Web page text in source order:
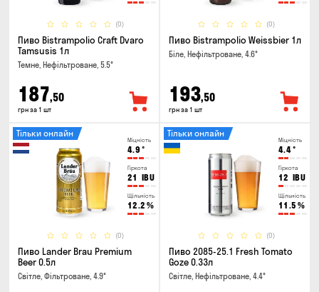
(0)
Пиво Bistrampolio Craft Dvaro
Tamsusis 1л
Темне, Нефільтроване, 5.5°
187,50
грн за 1 шт
(0)
Пиво Bistrampolio Weissbier 1л
Біле, Нефільтроване, 4.6°
193,50
грн за 1 шт
Міцність
4.9 °
Гіркота
21 IBU
Щільність
12.2 %
(0)
Тільки онлайн
Пиво Lander Brau Premium
Beer 0.5л
Світле, Фільтроване, 4.9°
Міцність
4.4°
Гіркота
12 IBU
Щільність
11.5 %
(0)
Тільки онлайн
Пиво 2085-25.1 Fresh Tomato
Goze 0.33л
Світле, Нефільтроване, 4.4°